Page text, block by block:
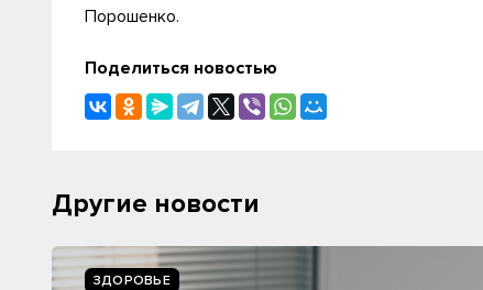
Порошенко.
Поделиться новостью
Другие новости
ЗДОРОВЬЕ